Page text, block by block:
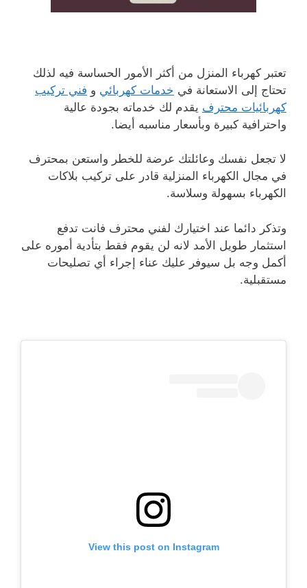
تعتبر كهرباء المنزل من أكثر الأمور الحساسة فيه لذلك
تحتاج إلى الاستعانة في خدمات كهربائي و فني تركيب
كهربائيات محترف يقدم لك خدماته بجودة عالية
واحترافية كبيرة وبأسعار مناسبه أيضا.
لا تجعل نفسك وعائلتك عرضة للخطر واستعن بمحترف
في مجال الكهرباء المنزلية قادر على تركيب بلاكات
الكهرباء بسهولة وسلاسة.
وتذكر دائما عند اختيارك لفني محترف فانت تدفع
استثمار طويل الأمد لانه لن يقوم فقط بتأدية أموره على
أكمل وجه بل سيوفر عليك عناء إجراء أي تصليحات
مستقبلية.
View this post on Instagram